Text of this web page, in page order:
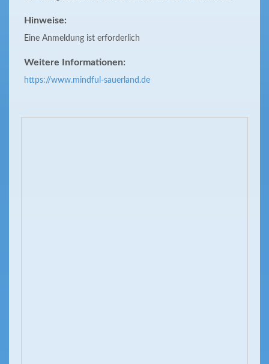
Hinweise:
Eine Anmeldung ist erforderlich
Weitere Informationen:
https://www.mindful-sauerland.de